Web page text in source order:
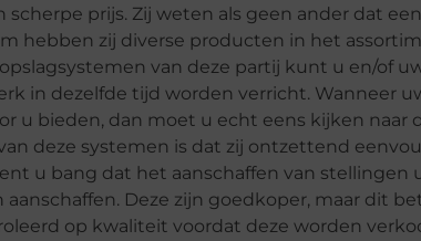
prijs. Zij weten als geen ander dat een
hebben zij diverse producten in het
van deze partij kunt u en/of
in dezelfde tijd worden verricht. Wanneer
u bieden, dan moet u echt eens kijken naar
deze systemen is dat zij ontzettend
u bang dat het aanschaffen van stellingen
Deze zijn goedkoper, maar dit
op kwaliteit voordat deze worden